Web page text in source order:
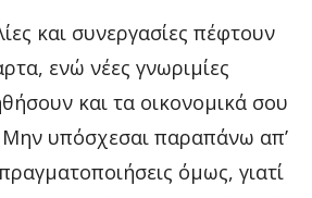
και συνεργασίες πέφτουν
ενώ νέες γνωριμίες
και τα οικονομικά σου
Μην υπόσχεσαι παραπάνω απ’
όμως, γιατί